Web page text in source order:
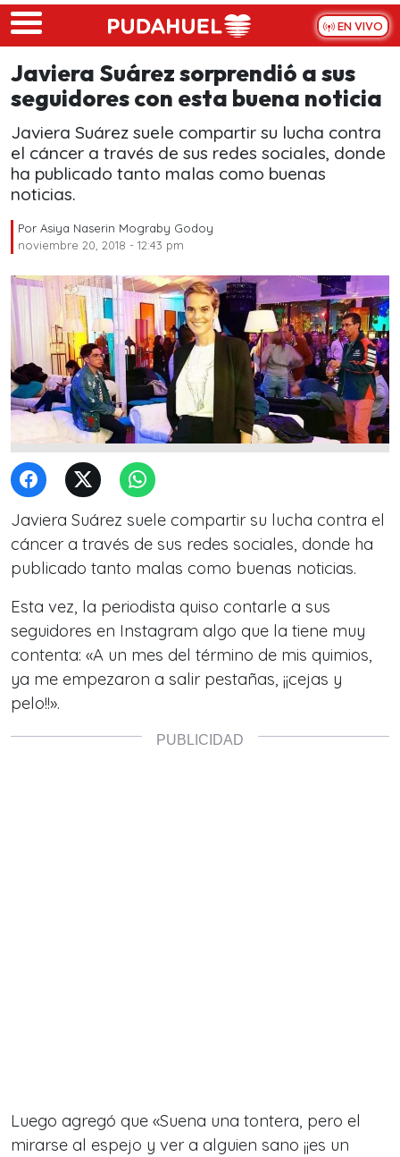
Skip to main content
EN VIVO
Javiera Suárez sorprendió a sus
seguidores con esta buena noticia
Javiera Suárez suele compartir su lucha contra
el cáncer a través de sus redes sociales, donde
ha publicado tanto malas como buenas
noticias.
Por Asiya Naserin Mograby Godoy
noviembre 20, 2018 - 12:43 pm
Javiera Suárez suele compartir su lucha contra el
cáncer a través de sus redes sociales, donde ha
publicado tanto malas como buenas noticias.
Esta vez, la periodista quiso contarle a sus
seguidores en Instagram algo que la tiene muy
contenta: «A un mes del término de mis quimios,
ya me empezaron a salir pestañas, ¡¡cejas y
pelo!!».
Luego agregó que «Suena una tontera, pero el
mirarse al espejo y ver a alguien sano ¡¡es un